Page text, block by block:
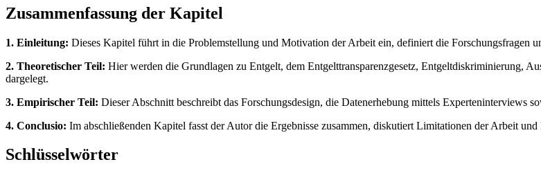
Zusammenfassung der Kapitel
1. Einleitung: Dieses Kapitel führt in die Problemstellung und Motivation der Arbeit ein, definiert die Forschungsfragen
2. Theoretischer Teil: Hier werden die Grundlagen zu Entgelt, dem Entgelttransparenzgesetz, Entgeltdiskriminierung,
dargelegt.
3. Empirischer Teil: Dieser Abschnitt beschreibt das Forschungsdesign, die Datenerhebung mittels Experteninterviews
4. Conclusio: Im abschließenden Kapitel fasst der Autor die Ergebnisse zusammen, diskutiert Limitationen der Arbeit
Schlüsselwörter